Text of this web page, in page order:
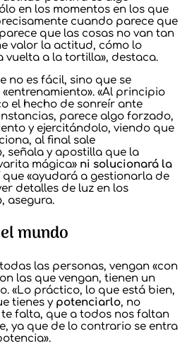
en los momentos en los que
cuando parece que
que las cosas no van tan
valor la actitud, cómo lo
vuelta a la tortilla», destaca.
no es fácil, sino que se
«Al principio
el hecho de sonreír ante
parece algo forzado,
y ejercitándolo, viendo que
al final sale
señala y apostilla que la
mágica» ni solucionará la
que «ayudará a gestionarla de
detalles de luz en los
asegura.
mundo
las personas, vengan «con
las que vengan, tienen un
«Lo práctico, lo que está bien,
tienes y potenciarlo, no
falta, que a todos nos faltan
ya que de lo contrario se entra